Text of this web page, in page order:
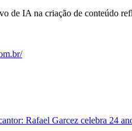
de IA na criação de conteúdo